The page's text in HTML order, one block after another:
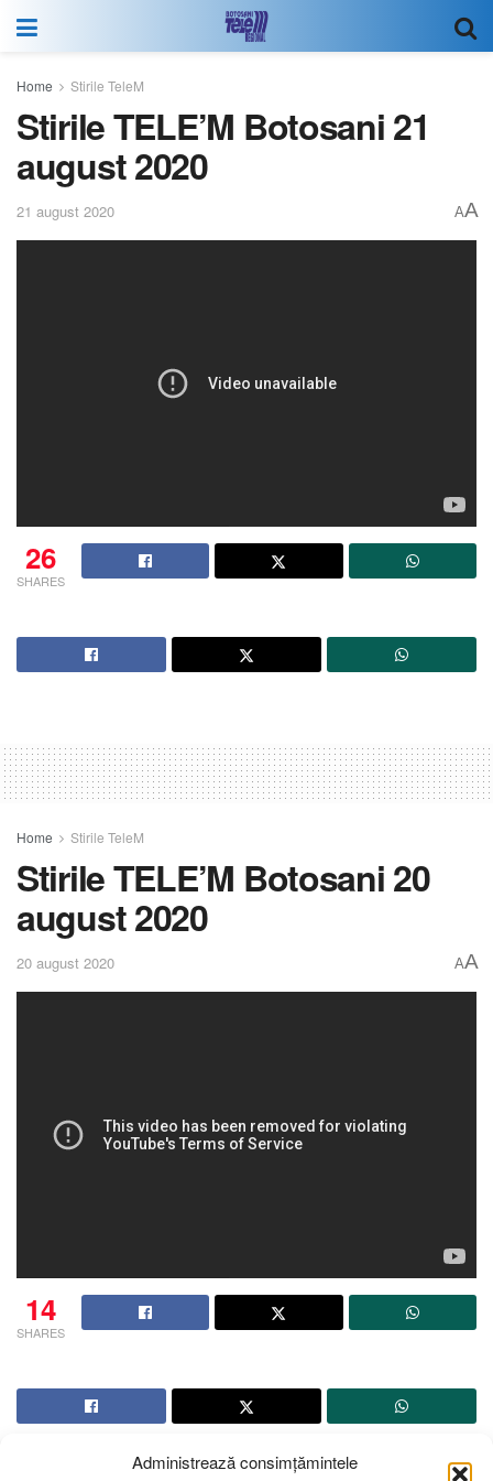
Administrează consimțămintele
Home Stirile TeleM
Stirile TELE’M Botosani 21
august 2020
21 august 2020 AA
26
SHARES
Home Stirile TeleM
Stirile TELE’M Botosani 20
august 2020
20 august 2020 AA
14
SHARES